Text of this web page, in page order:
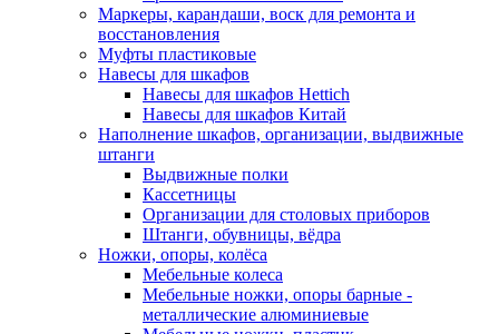
Маркеры, карандаши, воск для ремонта и
восстановления
Муфты пластиковые
Навесы для шкафов
Навесы для шкафов Hettich
Навесы для шкафов Китай
Наполнение шкафов, организации, выдвижные
штанги
Выдвижные полки
Кассетницы
Организации для столовых приборов
Штанги, обувницы, вёдра
Ножки, опоры, колёса
Мебельные колеса
Мебельные ножки, опоры барные -
металлические алюминиевые